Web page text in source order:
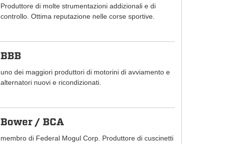
Produttore di molte strumentazioni addizionali e di
controllo. Ottima reputazione nelle corse sportive.
BBB
uno dei maggiori produttori di motorini di avviamento e
alternatori nuovi e ricondizionati.
Bower / BCA
membro di Federal Mogul Corp. Produttore di cuscinetti